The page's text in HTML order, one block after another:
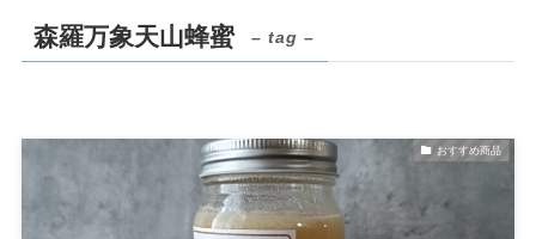
森羅万象天山蜂蜜 – tag –
おすすめ商品